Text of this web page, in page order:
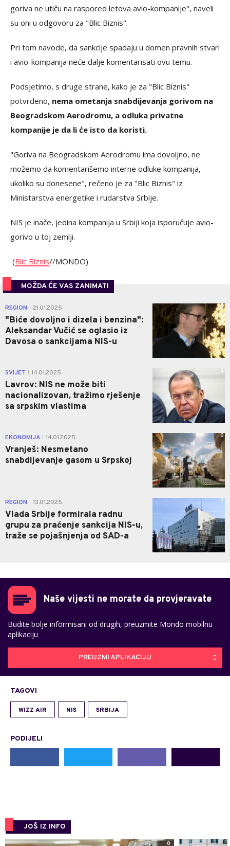
goriva ne utiču na raspored letova avio-kompanije", naveli
su oni u odgovoru za "Blic Biznis".
Pri tom navode, da sankcije spadaju u domen pravnih stvari
i avio-kompanija neće dalje komentarisati ovu temu.
Podsjetimo, s druge strane, kako je za "Blic Biznis"
potvrđeno, nema ometanja snabdijevanja gorivom na
Beogradskom Aerodromu, a odluka privatne
kompanije je da li će isto da koristi.
"Goriva na Beogradskom Aerodromu ima dovoljno, ne
možemo da komentarišemo interne odluke kompanija,
ukoliko su donesene", rečeno je za "Blic Biznis" iz
Ministarstva energetike i rudarstva Srbije.
NIS je inače, jedina kompanija u Srbiji koja isporučuje avio-
gorivo u toj zemlji.
(Blic Biznis//MONDO)
MOŽDA ĆE VAS ZANIMATI
REGION 21.01.2025.
"Biće dovoljno i dizela i benzina":
Aleksandar Vučić se oglasio iz
Davosa o sankcijama NIS-u
0
SVIJET 14.01.2025.
Lavrov: NIS ne može biti
nacionalizovan, tražimo rješenje
sa srpskim vlastima
3
EKONOMIJA 14.01.2025.
Vranješ: Nesmetano
snabdijevanje gasom u Srpskoj
0
REGION 13.01.2025.
Vlada Srbije formirala radnu
grupu za praćenje sankcija NIS-u,
traže se pojašnjenja od SAD-a
0
Naše vijesti ne morate da provjeravate
Budite bolje informisani od drugih, preuzmite Mondo mobilnu
aplikaciju
PREUZMI APLIKACIJU
TAGOVI
WIZZ AIR NIS SRBIJA
PODIJELI
JOŠ IZ INFO
0